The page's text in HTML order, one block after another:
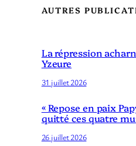
AUTRES
La répression
Yzeure
31 juillet 2026
« Repose en paix
quitté ces quatre
26 juillet 2026